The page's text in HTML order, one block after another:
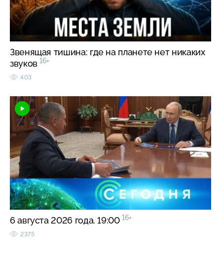
Звенящая тишина: где на планете нет никаких
звуков 16+
403
6 августа 2026 года. 19:00 16+
2375